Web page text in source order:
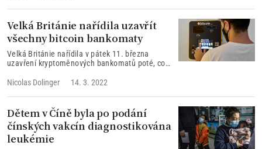
Velká Británie nařídila uzavřít
všechny bitcoin bankomaty
Velká Británie nařídila v pátek 11. března
uzavření kryptoměnových bankomatů poté, co
nelegální.
Nicolas Dolinger 14. 3. 2022
Dětem v Číně byla po podání
čínských vakcín diagnostikována
leukémie